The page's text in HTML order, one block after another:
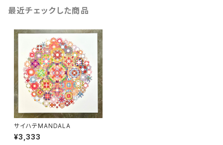
最近チェックした商品
サイハテMANDALA
¥3,333